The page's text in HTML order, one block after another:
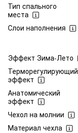
Тип спального
места
Слои наполнения
Эффект Зима-Лето
Терморегулирующий
эффект
Анатомический
эффект
Чехол на молнии
Материал чехла